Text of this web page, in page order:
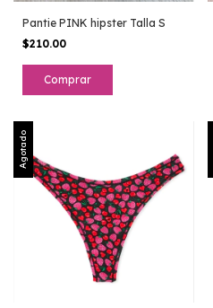
Pantie PINK hipster Talla S
$210.00
Agotado